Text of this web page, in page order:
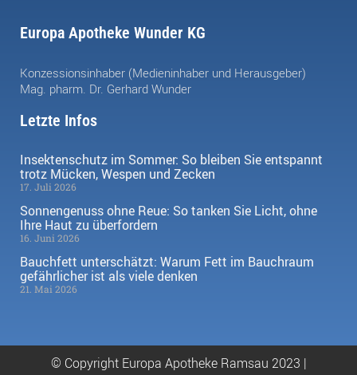
Europa Apotheke Wunder KG
Konzessionsinhaber (Medieninhaber und Herausgeber)
Mag. pharm. Dr. Gerhard Wunder
Letzte Infos
Insektenschutz im Sommer: So bleiben Sie entspannt
trotz Mücken, Wespen und Zecken
17. Juli 2026
Sonnengenuss ohne Reue: So tanken Sie Licht, ohne
Ihre Haut zu überfordern
16. Juni 2026
Bauchfett unterschätzt: Warum Fett im Bauchraum
gefährlicher ist als viele denken
21. Mai 2026
© Copyright Europa Apotheke Ramsau 2023 |